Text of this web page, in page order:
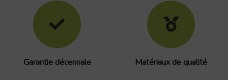
Garantie décennale Matériaux de qualité